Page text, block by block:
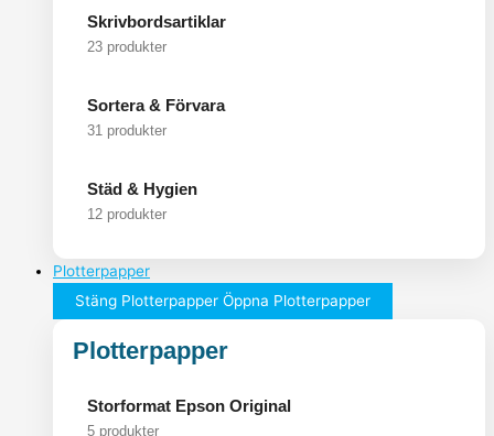
Skrivbordsartiklar
23 produkter
Sortera & Förvara
31 produkter
Städ & Hygien
12 produkter
Plotterpapper
Stäng Plotterpapper Öppna Plotterpapper
Plotterpapper
Storformat Epson Original
5 produkter